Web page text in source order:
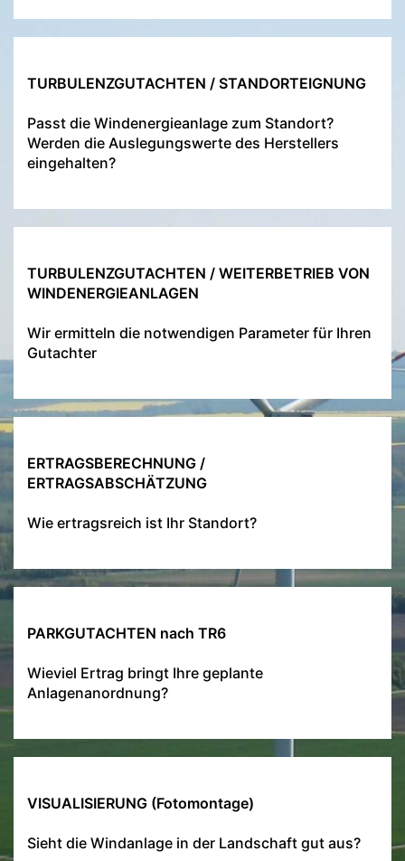
TURBULENZGUTACHTEN / STANDORTEIGNUNG
Passt die Windenergieanlage zum Standort?
Werden die Auslegungswerte des Herstellers
eingehalten?
TURBULENZGUTACHTEN / WEITERBETRIEB VON
WINDENERGIEANLAGEN
Wir ermitteln die notwendigen Parameter für Ihren
Gutachter
ERTRAGSBERECHNUNG /
ERTRAGSABSCHÄTZUNG
Wie ertragsreich ist Ihr Standort?
PARKGUTACHTEN nach TR6
Wieviel Ertrag bringt Ihre geplante
Anlagenanordnung?
VISUALISIERUNG (Fotomontage)
Sieht die Windanlage in der Landschaft gut aus?